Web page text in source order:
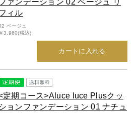
ァンデーション 02 ベージュ リ
ィル
ベージュ
￥3,960(税込)
カートに入れる
定期コース>Aluce luce Plusクッ
ションファンデーション 01 ナチュ